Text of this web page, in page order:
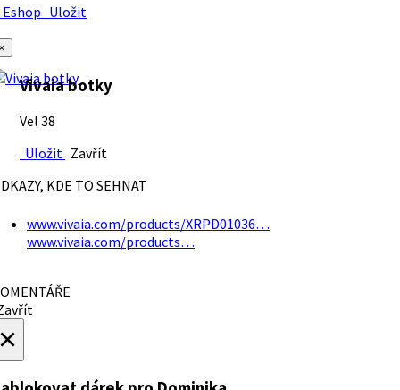
Uložit
Vivaia botky
Vel 38
Uložit Zavřít
KDE TO SEHNAT
www.vivaia.com/products/XRPD01036…
www.vivaia.com/products…